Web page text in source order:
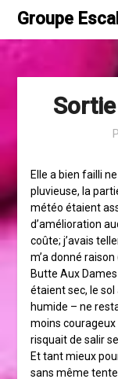
Skip
content
Groupe
Elle a bien failli
pluvieuse, la
météo étaient
d’amélioration
coûte; j’avais
m’a donné
Butte Aux
étaient sec, le sol
humide – ne
moins courageux
risquait de salir
Et tant mieux
sans même